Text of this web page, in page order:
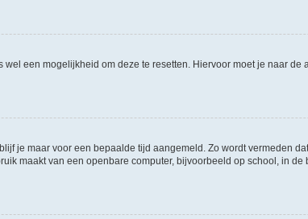
een mogelijkheid om deze te resetten. Hiervoor moet je naar
je maar voor een bepaalde tijd aangemeld. Zo wordt vermeden
maakt van een openbare computer, bijvoorbeeld op school, in